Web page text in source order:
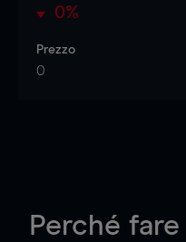
0%
Prezzo
0
Perché